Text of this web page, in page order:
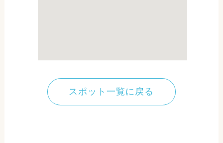
スポット一覧に戻る